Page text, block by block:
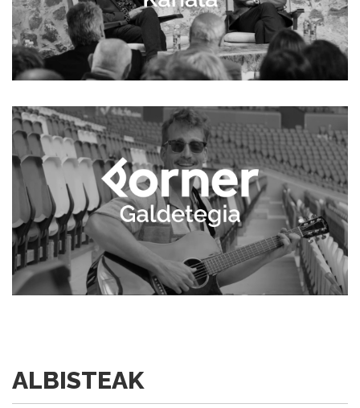
ALBISTEAK